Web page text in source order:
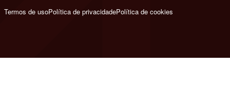
Termos de usoPolítica de privacidadePolítica de cookies